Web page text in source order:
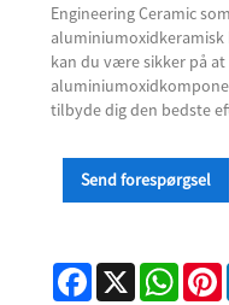
Engineering Ceramic
kan du være sikker på
tilbyde dig den bedste
Send forespørgsel
Facebook
X